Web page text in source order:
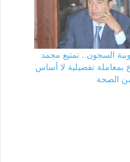
السجون.. تمتيع محمد
بمعاملة تفضيلية لا أساس
الصحة